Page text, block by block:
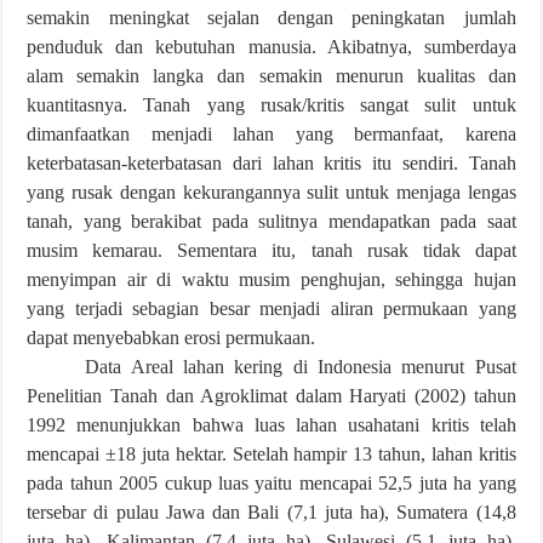
semakin meningkat sejalan dengan peningkatan jumlah
penduduk dan kebutuhan manusia. Akibatnya, sumberdaya
alam semakin langka dan semakin menurun kualitas dan
kuantitasnya. Tanah yang rusak/kritis sangat sulit untuk
dimanfaatkan menjadi lahan yang bermanfaat, karena
keterbatasan-keterbatasan dari lahan kritis itu sendiri. Tanah
yang rusak dengan kekurangannya sulit untuk menjaga lengas
tanah, yang berakibat pada sulitnya mendapatkan pada saat
musim kemarau. Sementara itu, tanah rusak tidak dapat
menyimpan air di waktu musim penghujan, sehingga hujan
yang terjadi sebagian besar menjadi aliran permukaan yang
dapat menyebabkan erosi permukaan.
Data Areal lahan kering di Indonesia menurut Pusat
Penelitian Tanah dan Agroklimat dalam Haryati (2002) tahun
1992 menunjukkan bahwa luas lahan usahatani kritis telah
mencapai ±18 juta hektar. Setelah hampir 13 tahun, lahan kritis
pada tahun 2005 cukup luas yaitu mencapai 52,5 juta ha yang
tersebar di pulau Jawa dan Bali (7,1 juta ha), Sumatera (14,8